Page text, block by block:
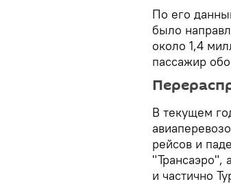
По его
было
около 1,4
пассажир
В текущем
рейсов и
"Трансаэро",
и частично